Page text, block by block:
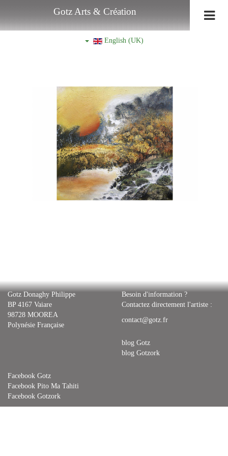
Gotz Arts & Création
English (UK)
Gotz Donaghy Philippe
BP 4167 Vaiare
98728 MOOREA
Polynésie Française
Besoin d'information ?
Contactez directement l'artiste :
contact@gotz.fr
blog Gotz
blog Gotzork
Facebook Gotz
Facebook Pito Ma Tahiti
Facebook Gotzork